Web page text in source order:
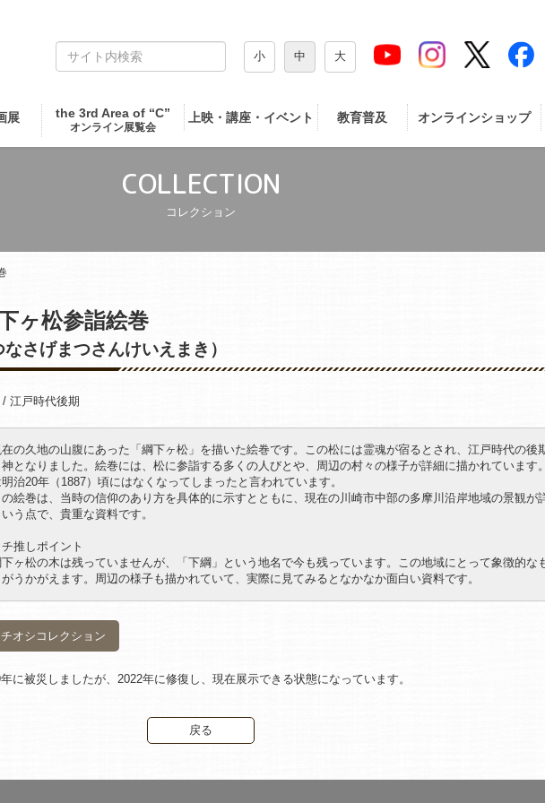
小 中 大
展 the 3rd Area of “C”
オンライン展覧会
上映・講座・イベント 教育普及 オンラインショップ
COLLECTION
コレクション
ヶ松参詣絵巻
なさげまつさんけいえまき）
江戸時代後期
の久地の山腹にあった「綱下ヶ松」を描いた絵巻です。この松には霊魂が宿るとされ、江戸時代の後
となりました。絵巻には、松に参詣する多くの人びとや、周辺の村々の様子が詳細に描かれています
治20年（1887）頃にはなくなってしまったと言われています。
絵巻は、当時の信仰のあり方を具体的に示すとともに、現在の川崎市中部の多摩川沿岸地域の景観が
う点で、貴重な資料です。
推しポイント
ヶ松の木は残っていませんが、「下綱」という地名で今も残っています。この地域にとって象徴的な
うかがえます。周辺の様子も描かれていて、実際に見てみるとなかなか面白い資料です。
オシコレクション
に被災しましたが、2022年に修復し、現在展示できる状態になっています。
戻る